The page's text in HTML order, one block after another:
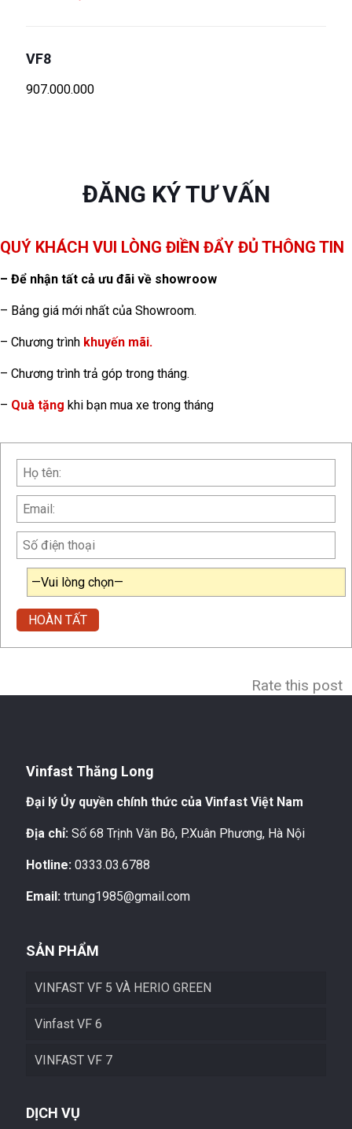
VF8
907.000.000
ĐĂNG KÝ TƯ VẤN
QUÝ KHÁCH VUI LÒNG ĐIỀN ĐẨY ĐỦ THÔNG TIN
– Để nhận tất cả ưu đãi về showroow
– Bảng giá mới nhất của Showroom.
– Chương trình khuyến mãi.
– Chương trình trả góp trong tháng.
– Quà tặng khi bạn mua xe trong tháng
Rate this post
Vinfast Thăng Long
Đại lý Ủy quyền chính thức của Vinfast Việt Nam
Địa chỉ: Số 68 Trịnh Văn Bô, P.Xuân Phương, Hà Nội
Hotline: 0333.03.6788
Email: trtung1985@gmail.com
SẢN PHẨM
VINFAST VF 5 VÀ HERIO GREEN
Vinfast VF 6
VINFAST VF 7
DỊCH VỤ